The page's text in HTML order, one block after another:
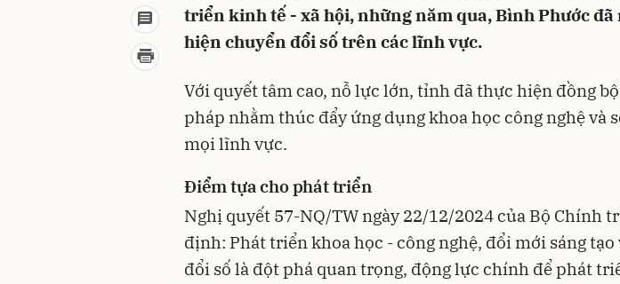
triển kinh tế - xã hội, những năm qua, Bình Phước đã
hiện chuyển đổi số trên các lĩnh vực.
Với quyết tâm cao, nỗ lực lớn, tỉnh đã thực hiện đồng
pháp nhằm thúc đẩy ứng dụng khoa học công nghệ và
mọi lĩnh vực.
Điểm tựa cho phát triển
Nghị quyết 57-NQ/TW ngày 22/12/2024 của Bộ Chính
định: Phát triển khoa học - công nghệ, đổi mới sáng tạo
đổi số là đột phá quan trọng, động lực chính để phát